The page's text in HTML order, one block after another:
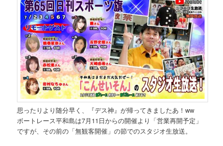
思ったりより随分早く、『デス神』が帰ってきましたあ！ww
ボートレース平和島は7月11日からの開催より「営業再開予定」
ですが、その前の「無観客開催」の節でのスタジオ生放送。